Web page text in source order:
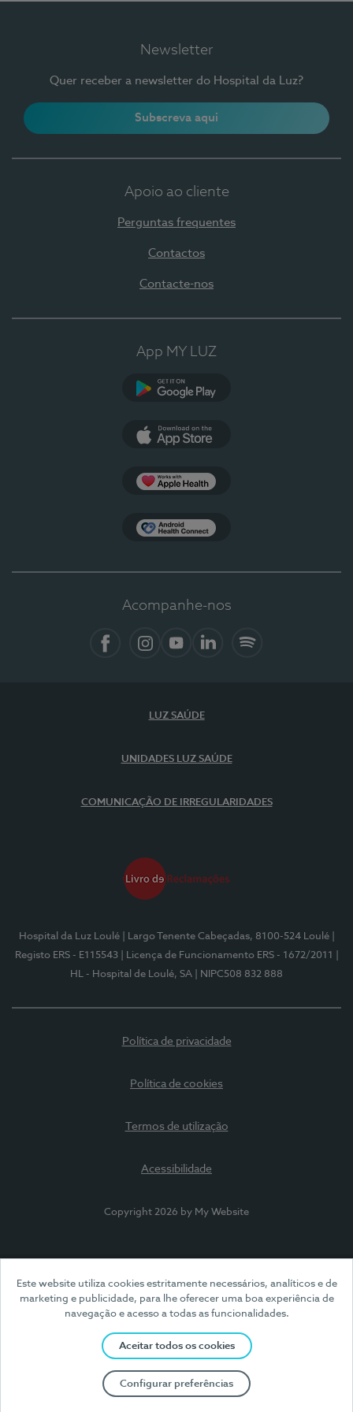
Este website utiliza cookies estritamente necessários, analíticos e de
marketing e publicidade, para lhe oferecer uma boa experiência de
navegação e acesso a todas as funcionalidades.
Aceitar todos os cookies
Configurar preferências
Newsletter
Quer receber a newsletter do Hospital da Luz?
Subscreva aqui
Apoio ao cliente
Perguntas frequentes
Contactos
Contacte-nos
App MY LUZ
Acompanhe-nos
LUZ SAÚDE
UNIDADES LUZ SAÚDE
COMUNICAÇÃO DE IRREGULARIDADES
Hospital da Luz Loulé | Largo Tenente Cabeçadas, 8100-524 Loulé
Registo ERS - E115543
| Licença de Funcionamento ERS - 1672/2011
HL - Hospital de Loulé, SA
| NIPC508 832 888
Política de privacidade
Política de cookies
Termos de utilização
Acessibilidade
Copyright 2026 by My Website